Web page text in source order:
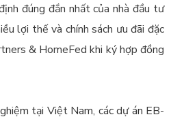
đúng đắn nhất của nhà đầu tư
lợi thế và chính sách ưu đãi đặc
& HomeFed khi ký hợp đồng
tại Việt Nam, các dự án EB-